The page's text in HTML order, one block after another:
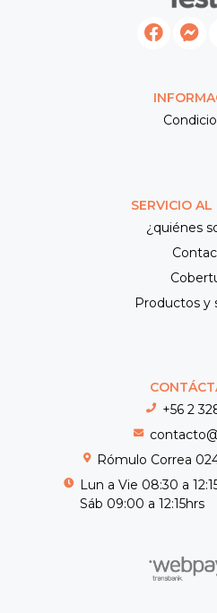
SERVICIO AL
¿quiénes
Productos y
+56 2
Rómulo Correa
Lun a Vie 08:30 a
Sáb 09:00 a 12:15hrs